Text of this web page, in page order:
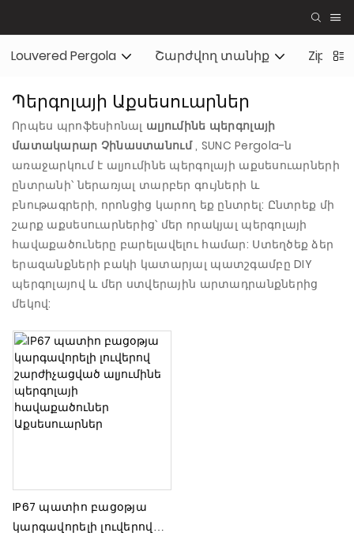
Louvered Pergola Շարժվող տանիք Zip
Պերգոլայի Աքսեսուարներ
Որպես պրոֆեսիոնալ ալյումինե պերգոլայի
մատակարար Չինաստանում, SUNC Pergola-ն
առաջարկում է ալյումինե պերգոլայի աքսեսուարների
ընտրանի՝ ներառյալ տարբեր գույների և
բնութագրերի, որոնցից կարող եք ընտրել: Ընտրեք մի
շարք աքսեսուարներից՝ մեր որակյալ պերգոլայի
հավաքածուները բարելավելու համար: Ստեղծեք ձեր
երազանքների բակի կատարյալ պատշգամբը DIY
պերգոլայով և մեր ստվերային արտադրանքներից
մեկով:
IP67 պատիո բացօթյա
կարգավորելի լուվերով